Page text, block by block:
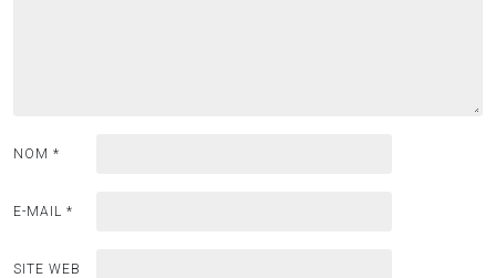
NOM *
E-MAIL *
SITE WEB